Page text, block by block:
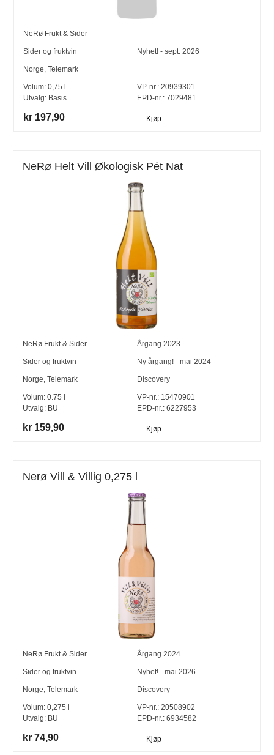
NeRø Frukt & Sider
Sider og fruktvin Nyhet! - sept. 2026
Norge,Telemark
Volum:0,75
Utvalg: Basis
VP-nr.: 20939301
EPD-nr.: 7029481
kr 197,90 Kjøp
NeRø Helt Vill Økologisk Pét Nat
NeRø Frukt & Sider Årgang 2023
Sider og fruktvin Ny årgang! - mai 2024
Norge,Telemark Discovery
Volum:0.75
Utvalg: BU
VP-nr.:15470901
EPD-nr.: 6227953
kr 159,90 Kjøp
Nerø Vill & Villig 0,275 l
NeRø Frukt & Sider Årgang 2024
Sider og fruktvin Nyhet! - mai 2026
Norge,Telemark Discovery
Volum:0,275
Utvalg: BU
VP-nr.:20508902
EPD-nr.: 6934582
kr 74,90 Kjøp